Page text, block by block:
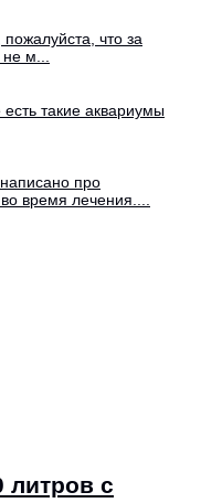
что за
м...
такие аквариумы
про
время лечения....
литров с